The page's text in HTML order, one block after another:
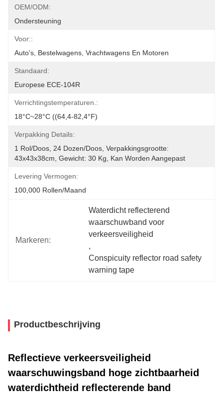
OEM/ODM:
Ondersteuning
Voor::
Auto's, Bestelwagens, Vrachtwagens En Motoren
Standaard:
Europese ECE-104R
Verrichtingstemperaturen.:
18°C~28°C ((64,4-82,4°F)
Verpakking Details:
1 Rol/doos, 24 Dozen/doos, Verpakkingsgrootte:
43x43x38cm, Gewicht: 30 Kg, Kan Worden Aangepast
Levering Vermogen:
100,000 Rollen/maand
Markeren:
Waterdicht reflecterend
waarschuwband voor
verkeersveiligheid
,
Conspicuity reflector road safety
warning tape
Productbeschrijving
Reflectieve verkeersveiligheid
waarschuwingsband hoge zichtbaarheid
waterdichtheid reflecterende band